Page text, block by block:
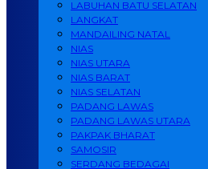
LABUHAN BATU SELATAN
LANGKAT
MANDAILING NATAL
NIAS
NIAS UTARA
NIAS BARAT
NIAS SELATAN
PADANG LAWAS
PADANG LAWAS UTARA
PAKPAK BHARAT
SAMOSIR
SERDANG BEDAGAI